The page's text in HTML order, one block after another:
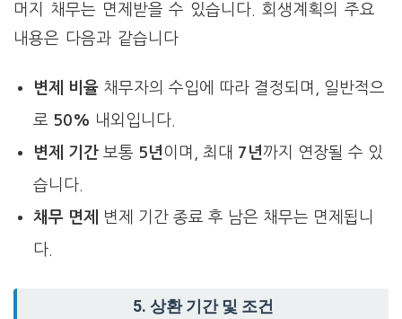
머지 채무는 면제받을 수 있습니다. 회생계획의 주요
내용은 다음과 같습니다
변제 비율채무자의 수입에 따라 결정되며, 일반적으
로 50% 내외입니다.
변제 기간보통 5년이며, 최대 7년까지 연장될 수 있
습니다.
채무 면제
변제 기간 종료 후 남은 채무는 면제됩니
다.
5. 상환 기간 및 조건